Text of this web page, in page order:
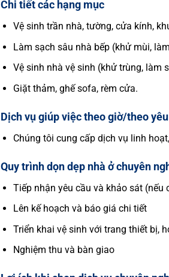
Chi tiết các hạng mục
Vệ sinh trần nhà, tường, cửa kính,
Làm sạch sâu nhà bếp (khử mùi,
Vệ sinh nhà vệ sinh (khử trùng, làm
Giặt thảm, ghế sofa, rèm cửa.
Dịch vụ giúp việc theo giờ/theo
Chúng tôi cung cấp dịch vụ linh
Quy trình dọn dẹp nhà ở chuyên
Tiếp nhận yêu cầu và khảo sát (nếu
Lên kế hoạch và báo giá chi tiết
Triển khai vệ sinh với trang thiết bị,
Nghiệm thu và bàn giao